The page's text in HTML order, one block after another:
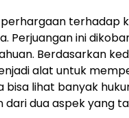
terhadap
Perjuangan ini
Berdasarkan
alat untuk
bisa lihat banyak
dua aspek yang